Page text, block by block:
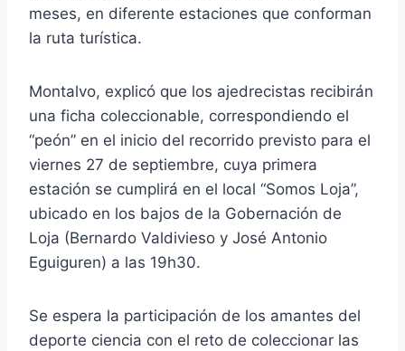
meses, en diferente estaciones que conforman
la ruta turística.
Montalvo, explicó que los ajedrecistas recibirán
una ficha coleccionable, correspondiendo el
“peón” en el inicio del recorrido previsto para el
viernes 27 de septiembre, cuya primera
estación se cumplirá en el local “Somos Loja”,
ubicado en los bajos de la Gobernación de
Loja (Bernardo Valdivieso y José Antonio
Eguiguren) a las 19h30.
Se espera la participación de los amantes del
deporte ciencia con el reto de coleccionar las